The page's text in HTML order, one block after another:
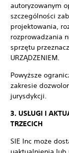
autoryzowanym
szczególności
projektowania,
rozprowadzania
sprzętu
URZĄDZENIEM.
Powyższe
zakresie
jurysdykcji.
3. USŁUGI I
TRZECICH
SIE Inc może